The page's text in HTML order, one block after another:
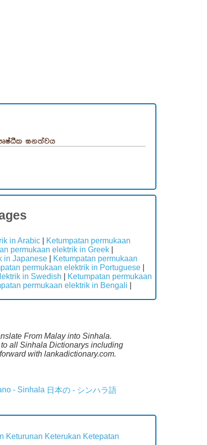
ඝනත්වය
in Arabic
Ketumpatan permukaan
permukaan elektrik in Greek
in Japanese
Ketumpatan permukaan
permukaan elektrik in Portuguese
in Swedish
Ketumpatan permukaan
permukaan elektrik in Bengali
From Malay into Sinhala.
all Sinhala Dictionarys including
with lankadictionary.com.
- Sinhala 日本の - シンハラ語
Keturunan Keterukan Ketepatan